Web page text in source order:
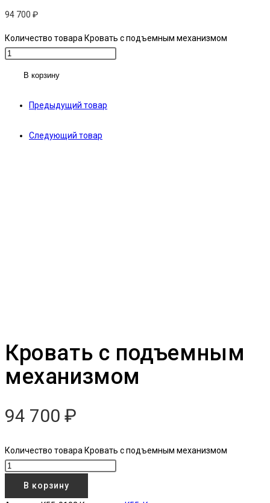
94 700 ₽
Количество товара Кровать с подъемным механизмом
В корзину
Предыдущий товар
Следующий товар
Кровать с подъемным
механизмом
94 700 ₽
Количество товара Кровать с подъемным механизмом
В корзину